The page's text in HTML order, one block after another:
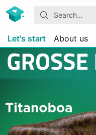
Let's start About us